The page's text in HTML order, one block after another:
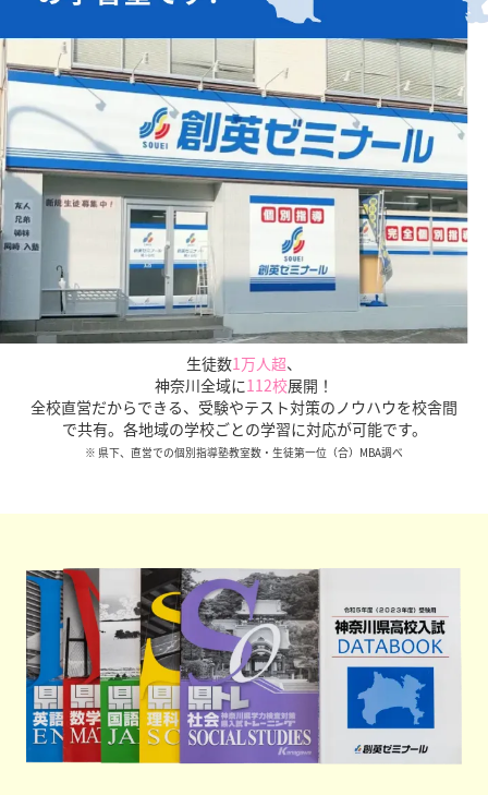
お子様の学習面だけでなく、
知っておきたい「入試の仕組みや傾向」も
保護者様にご説明いたします。
談は最低年3回実施、さらに授業外に生徒個別面談まで
生徒数1万人超、
神奈川全域に112校展開！
全校直営だからできる、受験やテスト対策のノウハウを校舎間
で共有。各地域の学校ごとの学習に対応が可能です。
※ 県下、直営での個別指導塾教室数・生徒第一位（合）MBA調べ